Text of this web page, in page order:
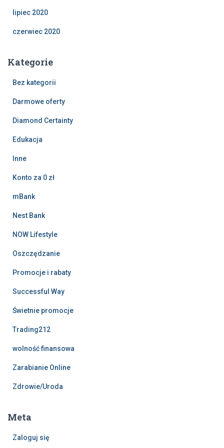
lipiec 2020
czerwiec 2020
Kategorie
Bez kategorii
Darmowe oferty
Diamond Certainty
Edukacja
Inne
Konto za 0 zł
mBank
Nest Bank
NOW Lifestyle
Oszczędzanie
Promocje i rabaty
Successful Way
Świetnie promocje
Trading212
wolność finansowa
Zarabianie Online
Zdrowie/Uroda
Meta
Zaloguj się